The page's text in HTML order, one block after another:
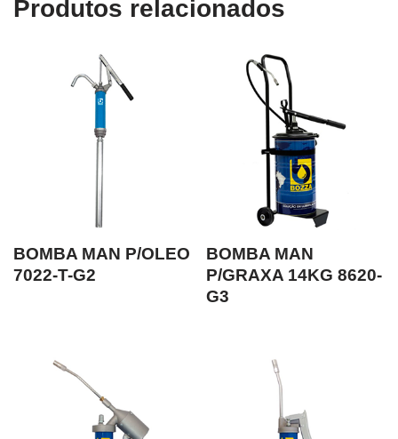
Produtos relacionados
BOMBA MAN P/OLEO
7022-T-G2
BOMBA MAN
P/GRAXA 14KG 8620-
G3